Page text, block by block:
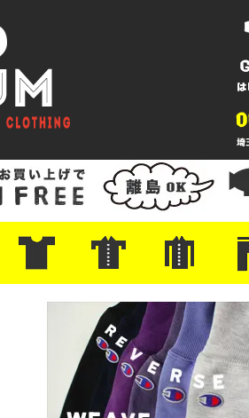
/スニーカー
・プリントTシャツ
・バンド/ツアー
・キャラクター
・Nike/adidas/スポーツ
・チャンピオン
・サーフ/スケート
・ボーダー/総柄/無地
・フットボール/リンガー
・タンクトップ/NBA・ポロシャツ
・半袖シャツ
・アロハ/サーフ/ボーリング
・ラルフ/ブランド
・無地/チェック/ストラ
・ワーク/ミリタリー/ウ
・ネル/ウール ・ショ
・アウ
・ジー
・
・ミリ
・コー
・コッ
・オー
・ジャ
ン